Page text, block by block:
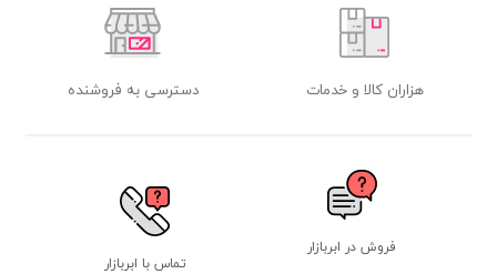
هزاران کالا و خدمات دسترسی به فروشنده
فروش در ابربازار
تماس با ابربازار